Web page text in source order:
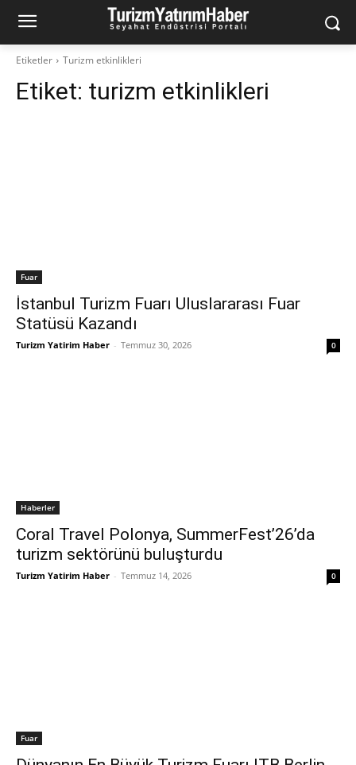
Etiketler Turizm etkinlikleri
Etiket: turizm etkinlikleri
Fuar
İstanbul Turizm Fuarı Uluslararası Fuar
Statüsü Kazandı
Turizm Yatirim Haber - Temmuz 30, 2026 0
Haberler
Coral Travel Polonya, SummerFest’26’da
turizm sektörünü buluşturdu
Turizm Yatirim Haber - Temmuz 14, 2026 0
Fuar